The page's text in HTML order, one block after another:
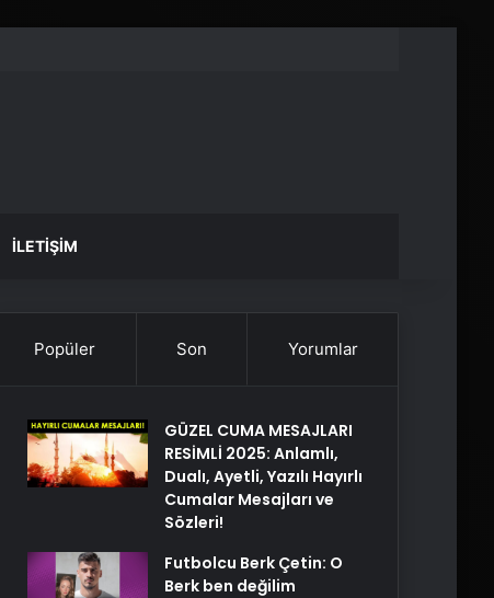
İLETIŞIM
Popüler Son Yorumlar
GÜZEL CUMA MESAJLARI
RESİMLİ 2025: Anlamlı,
Dualı, Ayetli, Yazılı Hayırlı
Cumalar Mesajları ve
Sözleri!
Futbolcu Berk Çetin: O
Berk ben değilim